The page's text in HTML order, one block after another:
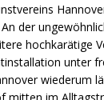
der
hochkarätige
unter
wiederum